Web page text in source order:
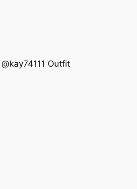
Outfit